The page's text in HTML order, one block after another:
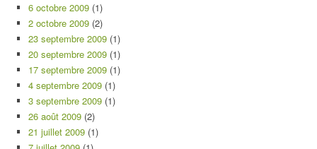
6 octobre 2009 (1)
2 octobre 2009 (2)
23 septembre 2009 (1)
20 septembre 2009 (1)
17 septembre 2009 (1)
4 septembre 2009 (1)
3 septembre 2009 (1)
26 août 2009 (2)
21 juillet 2009 (1)